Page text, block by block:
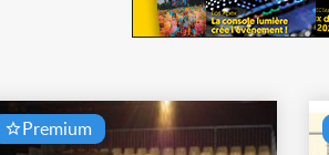
Premium